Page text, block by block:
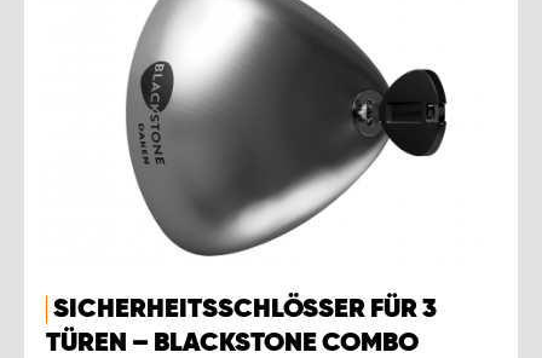
SICHERHEITSSCHLÖSSER FÜR 3
TÜREN – BLACKSTONE COMBO